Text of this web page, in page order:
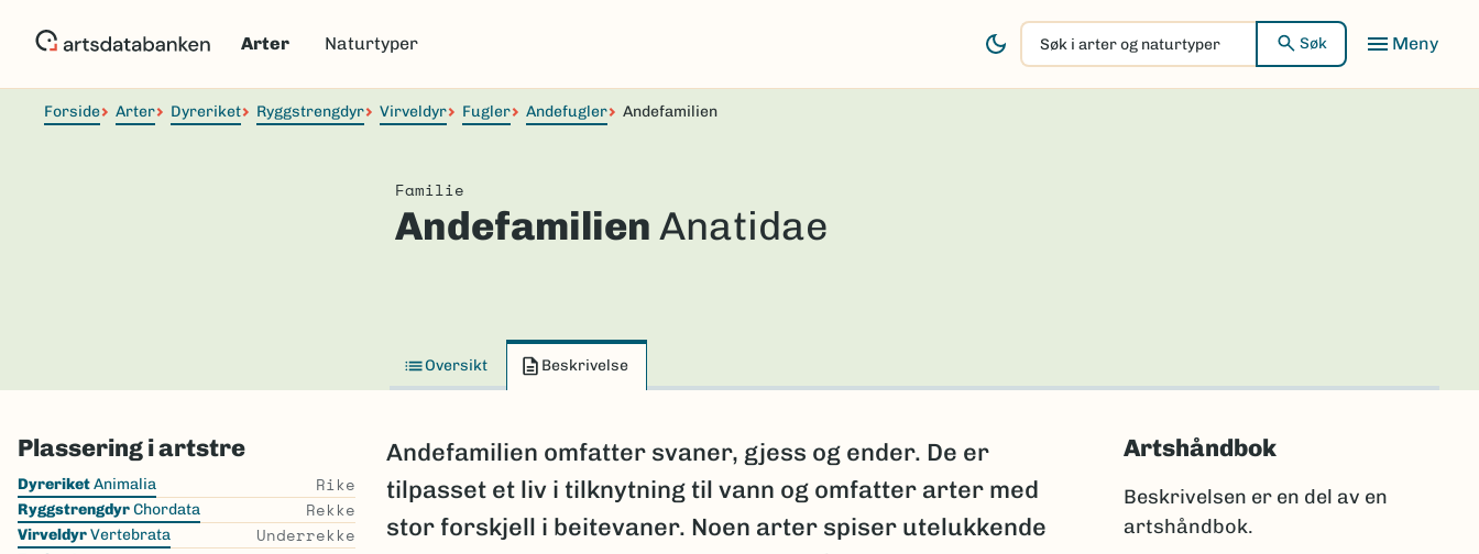
Arter Naturtyper
Søk
i
arter
Søk
Forside Arter Dyreriket Ryggstrengdyr Virveldyr Fugler Andefugler Andefamilien
Familie
Andefamilien Anatidae
Oversikt Beskrivelse
Plassering i artstre
Skip
the
list
DyreriketAnimalia Rike
RyggstrengdyrChordata Rekke
VirveldyrVertebrata Underrekke
Andefamilien omfatter svaner, gjess og ender. De er
tilpasset et liv i tilknytning til vann og omfatter arter med
stor forskjell i beitevaner. Noen arter spiser utelukkende
Artshåndbok
Beskrivelsen er en del av en
artshåndbok.